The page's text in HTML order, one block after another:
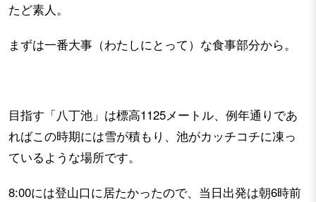
たど素人。
まずは一番大事（わたしにとって）な食事部分から。
目指す「八丁池」は標高1125メートル、例年通りであ
ればこの時期には雪が積もり、池がカッチコチに凍っ
ているような場所です。
8:00には登山口に居たかったので、当日出発は朝6時前